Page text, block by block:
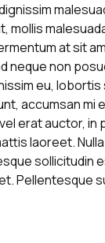
mollis
at sit
neque non
eu,
accumsan mi
erat auctor, in
laoreet.
sollicitudin
Pellentesque